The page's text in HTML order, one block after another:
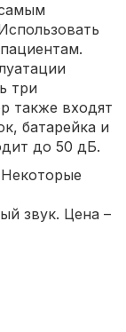
три
также входят
батарейка и
до 50 дБ.
звук. Цена –